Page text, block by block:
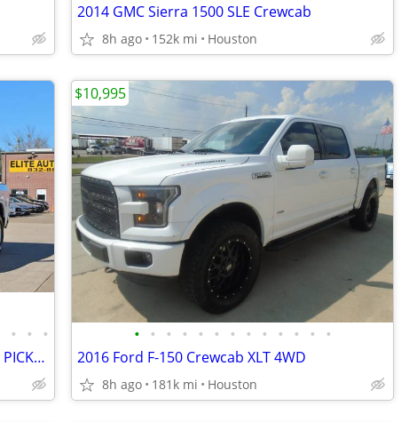
2014 GMC Sierra 1500 SLE Crewcab
8h ago 152k mi Houston
• • •
2018 RAM 1500 CREW CAB TRADESMAN PICKUP 4D 5 1/2 FT
• • • • • • • • • • • • •
2016 Ford F-150 Crewcab XLT 4WD
8h ago 181k mi Houston
$10,995